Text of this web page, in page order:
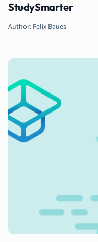
StudySmarter
Author: Felix Baues